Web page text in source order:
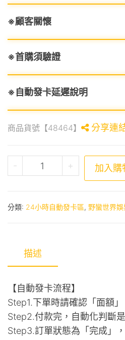
※顧客關懷
※首購須驗證
※自動發卡延遲說明
商品貨號【48464】 分享連
- 野蠻世界娛樂城-超八情人
+ 加入購
分類: 24小時自動發卡區, 野蠻世界
描述
【自動發卡流程】
Step1.下單時請確認「面額」
Step2.付款完，自動化判斷
Step3.訂單狀態為「完成」